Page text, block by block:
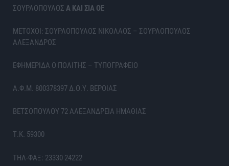
ΣΟΥΡΛΟΠΟΥΛΟΣ Α ΚΑΙ ΣΙΑ ΟΕ
ΜΕΤΟΧΟΙ: ΣΟΥΡΛΟΠΟΥΛΟΣ ΝΙΚΟΛΑΟΣ – ΣΟΥΡΛΟΠΟΥΛΟΣ
ΑΛΕΞΑΝΔΡΟΣ
ΕΦΗΜΕΡΙΔΑ Ο ΠΟΛΙΤΗΣ – ΤΥΠΟΓΡΑΦΕΙΟ
Α.Φ.Μ. 800378397 Δ.Ο.Υ. ΒΕΡΟΙΑΣ
ΒΕΤΣΟΠΟΥΛΟΥ 72 ΑΛΕΞΑΝΔΡΕΙΑ ΗΜΑΘΙΑΣ
Τ.Κ. 59300
ΤΗΛ-ΦΑΞ: 23330 24222